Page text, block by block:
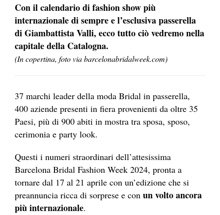
Con il calendario di fashion show più
internazionale di sempre e l’esclusiva passerella
di Giambattista Valli, ecco tutto ciò vedremo nella
capitale della Catalogna.
(In copertina, foto via barcelonabridalweek.com)
37 marchi leader della moda Bridal in passerella,
400 aziende presenti in fiera provenienti da oltre 35
Paesi, più di 900 abiti in mostra tra sposa, sposo,
cerimonia e party look.
Questi i numeri straordinari dell’attesissima
Barcelona Bridal Fashion Week 2024, pronta a
tornare dal 17 al 21 aprile con un’edizione che si
preannuncia ricca di sorprese e con un volto ancora
più internazionale.